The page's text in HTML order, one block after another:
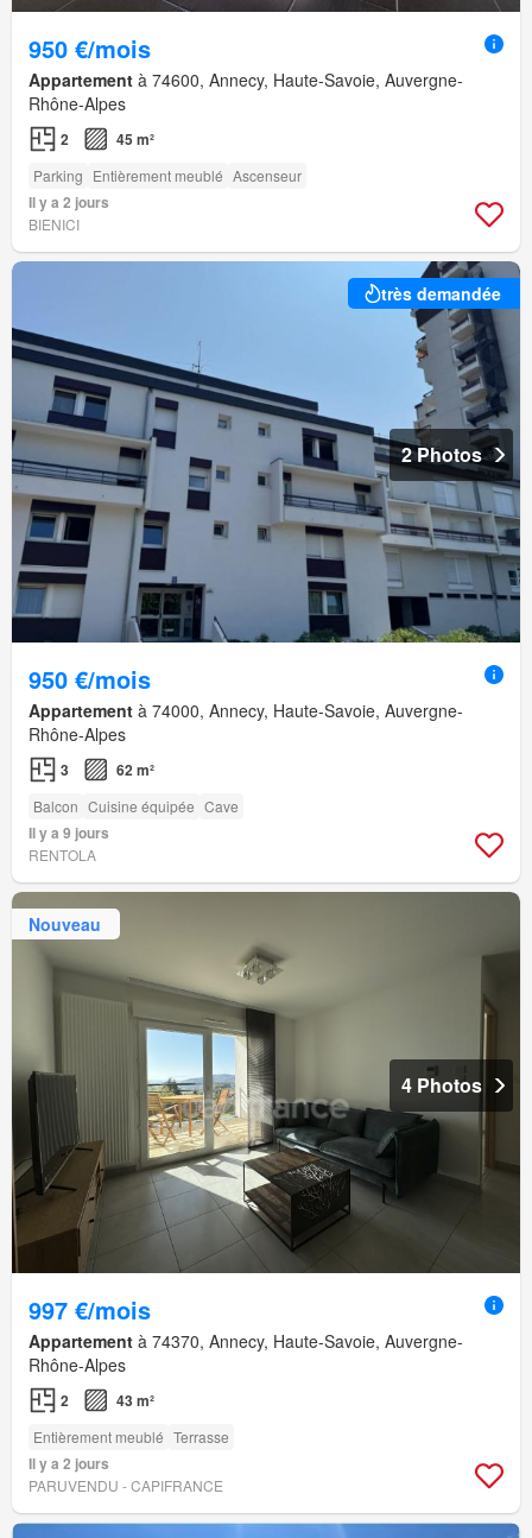
950 €/mois
Appartement à 74600, Annecy, Haute-Savoie, Auvergne-
Rhône-Alpes
2 45 m²
Parking Entièrement meublé Ascenseur
Il y a 2 jours
BIENICI
très demandée
2 Photos
950 €/mois
Appartement à 74000, Annecy, Haute-Savoie, Auvergne-
Rhône-Alpes
3 62 m²
Balcon Cuisine équipée Cave
Il y a 9 jours
RENTOLA
Nouveau
4 Photos
997 €/mois
Appartement à 74370, Annecy, Haute-Savoie, Auvergne-
Rhône-Alpes
2 43 m²
Entièrement meublé Terrasse
Il y a 2 jours
PARUVENDU - CAPIFRANCE